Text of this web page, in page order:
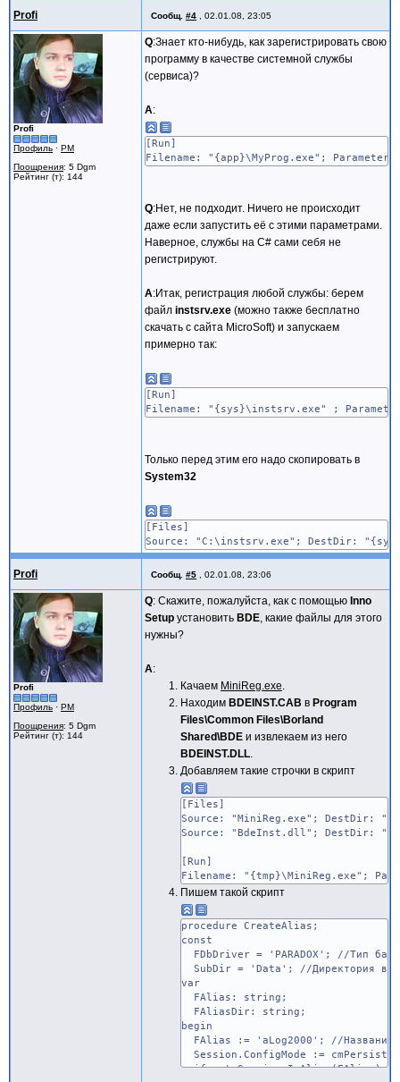
Width := ScaleX(77);
Height := ScaleY(14);
Caption := 'Идет
end;
end;
mt.free;
mt:=nil;
end;
end;
Profi Сообщ. #4 02.01.08, 23:05
Profi
Профиль · PM
Поощрения: 5 Dgm
Рейтинг (т): 144
Q:Знает кто-нибудь, как зарегистрировать свою
программу в качестве системной службы
(сервиса)?
A:
[Run]
Filename: "{app}\MyProg.exe";
Q:Нет, не подходит. Ничего не происходит
даже если запустить её с этими параметрами.
Наверное, службы на C# сами себя не
регистрируют.
A:Итак, регистрация любой службы: берем
файл instsrv.exe (можно также бесплатно
скачать с сайта MicroSoft) и запускаем
примерно так:
[Run]
Filename: "{sys}\instsrv.exe" ;
Только перед этим его надо скопировать в
System32
[Files]
Source: "C:\instsrv.exe"; DestDir:
Profi Сообщ. #5 02.01.08, 23:06
Profi
Профиль · PM
Поощрения: 5 Dgm
Рейтинг (т): 144
Q: Скажите, пожалуйста, как с помощью Inno
Setup установить BDE , какие файлы для этого
нужны?
A:
Качаем MiniReg.exe
Находим BDEINST.CAB в Program
Files\Common Files\Borland
Shared\BDE и извлекаем из него
BDEINST.DLL
Добавляем такие строчки в скрипт
[Files]
Source: "MiniReg.exe"; DestDir:
Source: "BdeInst.dll"; DestDir:
[Run]
Filename: "{tmp}\MiniReg.exe";
Пишем такой скрипт
procedure CreateAlias;
const
FDbDriver = 'PARADOX'; //Тип
SubDir = 'Data'; //Директория
var
FAlias: string;
FAliasDir: string;
begin
FAlias := 'aLog2000'; //Название
Session.ConfigMode :=
if not Session.IsAlias(FAlias)